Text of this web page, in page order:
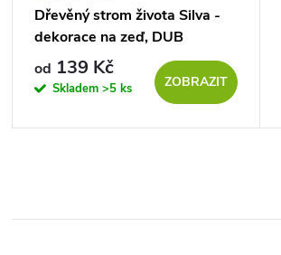
Dřevěný strom života Silva -
dekorace na zeď, DUB
SONOMA
od 139 Kč
Skladem >5 ks ZOBRAZIT